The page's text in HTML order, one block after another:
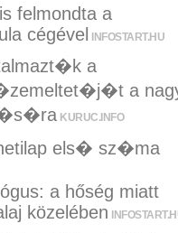
felmondta a
cégével INFOSTART.HU
a
a
KURUC.INFO
els� sz�ma
a hőség miatt
közelében